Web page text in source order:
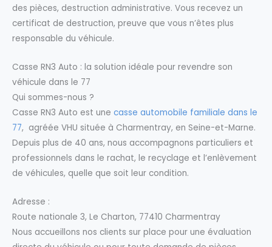
des pièces, destruction administrative. Vous recevez un
certificat de destruction, preuve que vous n’êtes plus
responsable du véhicule.
Casse RN3 Auto : la solution idéale pour revendre son
véhicule dans le 77
Qui sommes-nous ?
Casse RN3 Auto est une casse automobile familiale dans le
77, agréée VHU située à Charmentray, en Seine-et-Marne.
Depuis plus de 40 ans, nous accompagnons particuliers et
professionnels dans le rachat, le recyclage et l’enlèvement
de véhicules, quelle que soit leur condition.
Adresse :
Route nationale 3, Le Charton, 77410 Charmentray
Nous accueillons nos clients sur place pour une évaluation